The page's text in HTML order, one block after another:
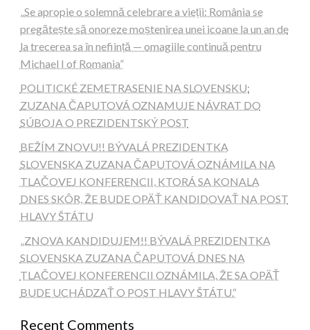
„Se apropie o solemnă celebrare a vieții: România se
pregătește să onoreze moștenirea unei icoane la un an de
la trecerea sa în neființă — omagiile continuă pentru
Michael I of Romania”
POLITICKÉ ZEMETRASENIE NA SLOVENSKU:
ZUZANA ČAPUTOVÁ OZNAMUJE NÁVRAT DO
SÚBOJA O PREZIDENTSKÝ POST
BEŽÍM ZNOVU!! BÝVALÁ PREZIDENTKA
SLOVENSKA ZUZANA ČAPUTOVÁ OZNÁMILA NA
TLAČOVEJ KONFERENCII, KTORÁ SA KONALA
DNES SKÔR, ŽE BUDE OPÄŤ KANDIDOVAŤ NA POST
HLAVY ŠTÁTU
„ZNOVA KANDIDUJEM!! BÝVALÁ PREZIDENTKA
SLOVENSKA ZUZANA ČAPUTOVÁ DNES NA
TLAČOVEJ KONFERENCII OZNÁMILA, ŽE SA OPÄŤ
BUDE UCHÁDZAŤ O POST HLAVY ŠTÁTU.“
Recent Comments